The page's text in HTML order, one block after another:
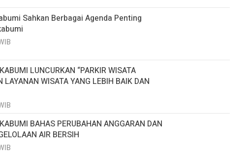
Sahkan Berbagai Agenda Penting
LUNCURKAN “PARKIR WISATA
LAYANAN WISATA YANG LEBIH BAIK DAN
BAHAS PERUBAHAN ANGGARAN DAN
AIR BERSIH